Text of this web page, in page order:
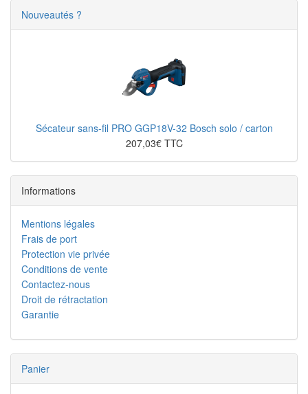
Nouveautés ?
Sécateur sans-fil PRO GGP18V-32 Bosch solo / carton
207,03€ TTC
Informations
Mentions légales
Frais de port
Protection vie privée
Conditions de vente
Contactez-nous
Droit de rétractation
Garantie
Panier